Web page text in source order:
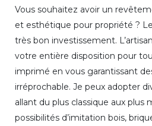
Vous souhaitez avoir un
et esthétique pour propriété ?
très bon investissement.
votre entière disposition pour
imprimé en vous garantissant
irréprochable. Je peux adopter
allant du plus classique aux plus
possibilités d’imitation bois,